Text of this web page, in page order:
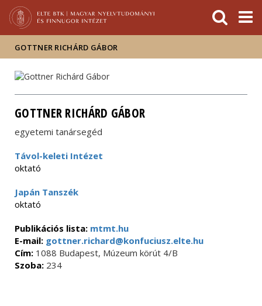
Hírek
Események
ELTE a
sajtóban
GOTTNER RICHÁRD GÁBOR
GOTTNER RICHÁRD GÁBOR
egyetemi tanársegéd
Távol-keleti Intézet
oktató
Japán Tanszék
oktató
Publikációs lista: mtmt.hu
E-mail: gottner.richard@konfuciusz.elte.hu
Cím: 1088 Budapest, Múzeum körút 4/B
Szoba: 234